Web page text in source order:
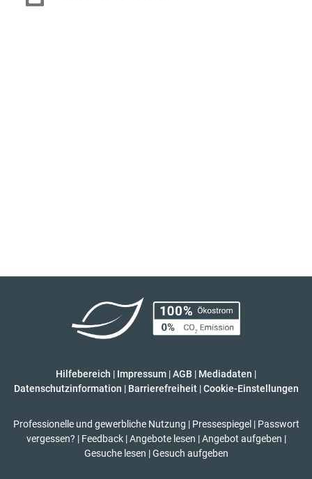
Hilfebereich | Impressum |AGB | Mediadaten |
Datenschutzinformation | Barrierefreiheit | Cookie-Einstellungen
Professionelle und gewerbliche Nutzung | Pressespiegel | Passwort
vergessen? | Feedback | Angebote lesen | Angebot aufgeben |
Gesuche lesen | Gesuch aufgeben